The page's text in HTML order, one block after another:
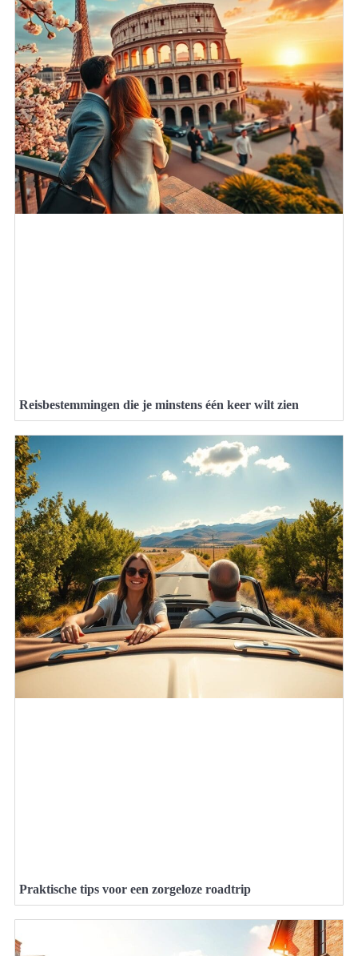
Reisbestemmingen die je minstens één keer wilt zien
Praktische tips voor een zorgeloze roadtrip